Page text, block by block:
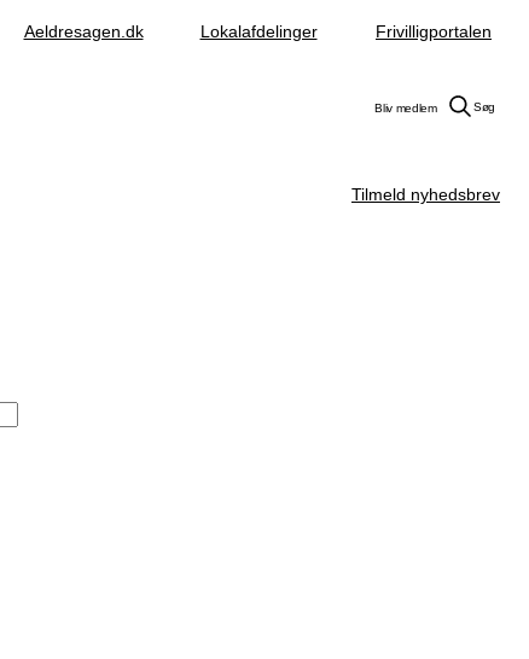
Aeldresagen.dk Lokalafdelinger Frivilligportalen
Bliv medlem Søg
Tilmeld nyhedsbrev